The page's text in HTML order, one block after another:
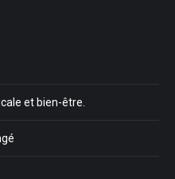
et bien-être.